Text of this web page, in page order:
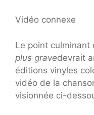
Vidéo connexe
Le point culminant
plus gravedevrait
éditions vinyles
vidéo de la
visionnée ci-